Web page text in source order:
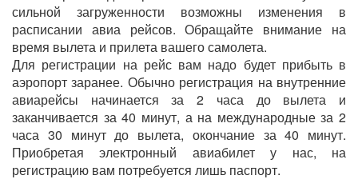
сильной загруженности возможны изменения в
расписании авиа рейсов. Обращайте внимание на
время вылета и прилета вашего самолета.
Для регистрации на рейс вам надо будет прибыть в
аэропорт заранее. Обычно регистрация на внутренние
авиарейсы начинается за 2 часа до вылета и
заканчивается за 40 минут, а на международные за 2
часа 30 минут до вылета, окончание за 40 минут.
Приобретая электронный авиабилет у нас, на
регистрацию вам потребуется лишь паспорт.